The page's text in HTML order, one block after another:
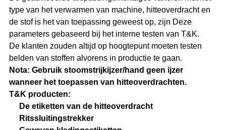
type van het verwarmen van machine, hitteoverdracht en
de stof is het van toepassing geweest op, zijn Deze
parameters gebaseerd bij het interne testen van T&K.
De klanten zouden altijd op hoogtepunt moeten testen
belden van stoffen alvorens in productie te gaan.
Nota: Gebruik stoomstrijkijzer/hand geen ijzer
wanneer het toepassen van hitteoverdrachten.
T&K producten:
De etiketten van de hitteoverdracht
Ritssluitingstrekker